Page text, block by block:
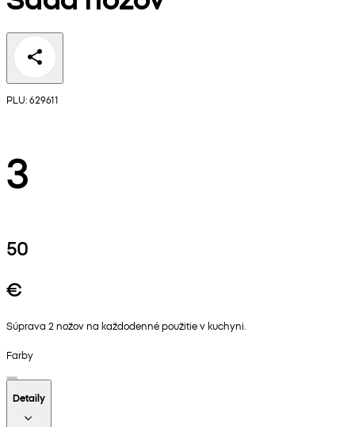
PLU: 629611
3
50
€
Súprava 2 nožov na každodenné použitie v kuchyni.
Farby
Detaily